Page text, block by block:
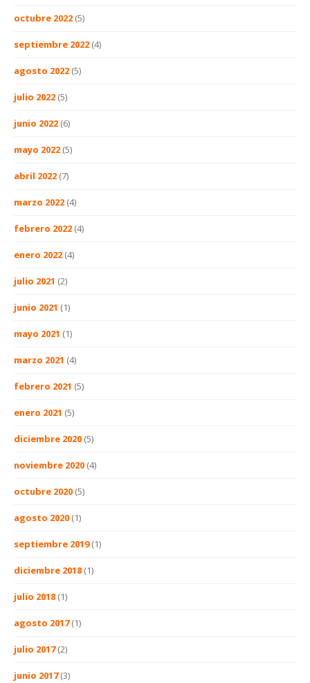
octubre 2022 (5)
septiembre 2022 (4)
agosto 2022 (5)
julio 2022 (5)
junio 2022 (6)
mayo 2022 (5)
abril 2022 (7)
marzo 2022 (4)
febrero 2022 (4)
enero 2022 (4)
julio 2021 (2)
junio 2021 (1)
mayo 2021 (1)
marzo 2021 (4)
febrero 2021 (5)
enero 2021 (5)
diciembre 2020 (5)
noviembre 2020 (4)
octubre 2020 (5)
agosto 2020 (1)
septiembre 2019(1)
diciembre 2018 (1)
julio 2018 (1)
agosto 2017(1)
julio 2017(2)
junio 2017(3)